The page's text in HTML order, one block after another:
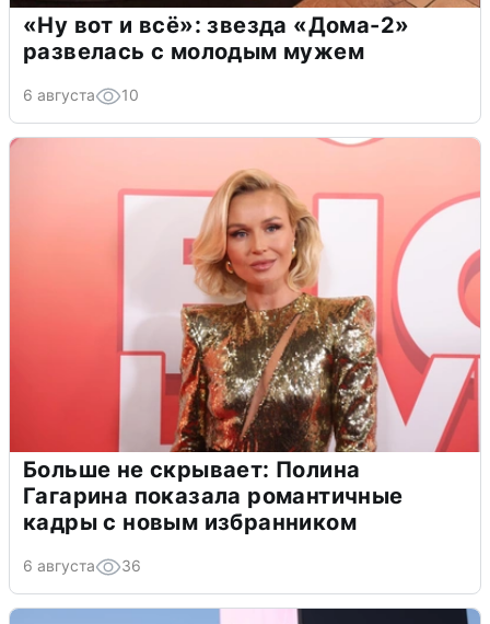
«Ну вот и всё»: звезда «Дома-2»
развелась с молодым мужем
6 августа 10
Больше не скрывает: Полина
Гагарина показала романтичные
кадры с новым избранником
6 августа 36